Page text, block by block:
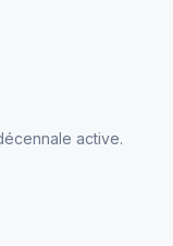
active.